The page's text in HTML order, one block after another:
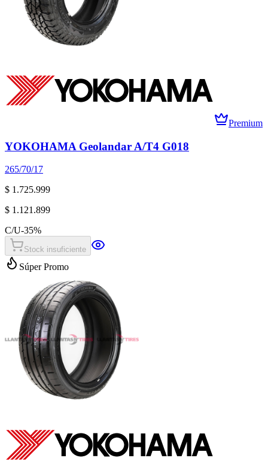
Premium
YOKOHAMA Geolandar A/T4 G018
265/70/17
$ 1.725.999
$ 1.121.899
C/U-35%
Stock insuficiente
Súper Promo